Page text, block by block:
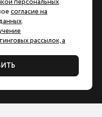
согласие на
.
рассылок, а